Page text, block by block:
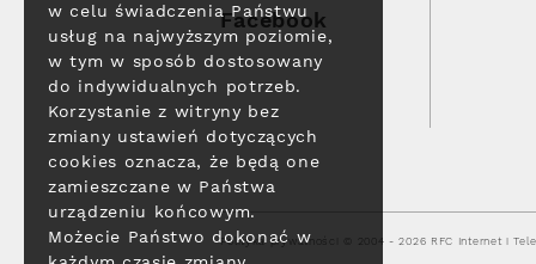
Facebook
Polityka prywatności © 2004 - 2026 RFC Internet i
w celu świadczenia Państwu
usług na najwyższym poziomie,
w tym w sposób dostosowany
do indywidualnych potrzeb.
Korzystanie z witryny bez
zmiany ustawień dotyczących
cookies oznacza, że będą one
zamieszczane w Państwa
urządzeniu końcowym.
Możecie Państwo dokonać w